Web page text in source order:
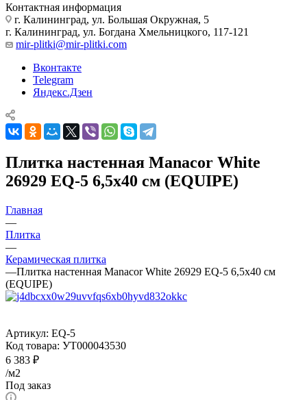
Контактная информация
г. Калининград, ул. Большая Окружная, 5
г. Калининград, ул. Богдана Хмельницкого, 117-121
mir-plitki@mir-plitki.com
Вконтакте
Telegram
Яндекс.Дзен
Плитка настенная Manacor White
26929 EQ-5 6,5x40 см (EQUIPE)
Главная
—
Плитка
—
Керамическая плитка
—Плитка настенная Manacor White 26929 EQ-5 6,5x40 см
(EQUIPE)
Артикул: EQ-5
Код товара: УТ000043530
6 383 ₽
/м2
Под заказ